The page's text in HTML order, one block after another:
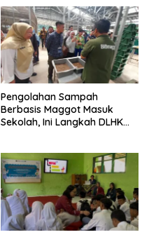
Pengolahan Sampah
Berbasis Maggot Masuk
Sekolah, Ini Langkah DLHK